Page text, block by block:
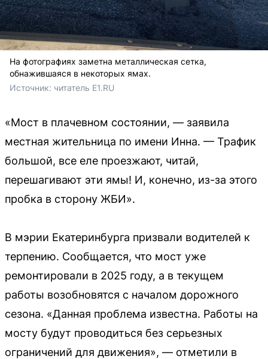
На фотографиях заметна металлическая сетка,
обнажившаяся в некоторых ямах.
Источник: читатель E1.RU
«Мост в плачевном состоянии, — заявила
местная жительница по имени Инна. — Трафик
большой, все еле проезжают, читай,
перешагивают эти ямы! И, конечно, из-за этого
пробка в сторону ЖБИ».
В мэрии Екатеринбурга призвали водителей к
терпению. Сообщается, что мост уже
ремонтировали в 2025 году, а в текущем
работы возобновятся с началом дорожного
сезона. «Данная проблема известна. Работы на
мосту будут проводиться без серьезных
ограничений для движения», — отметили в